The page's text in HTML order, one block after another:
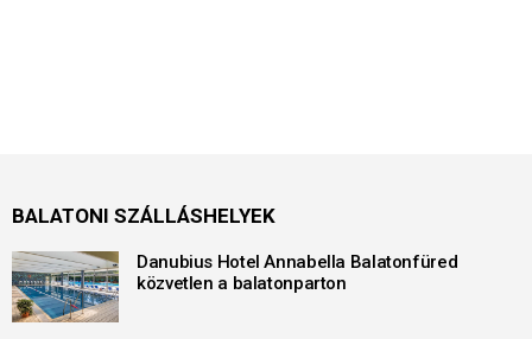
BALATONI SZÁLLÁSHELYEK
Danubius Hotel Annabella Balatonfüred
közvetlen a balatonparton